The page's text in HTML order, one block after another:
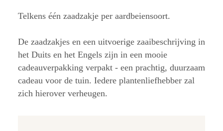
Telkens één zaadzakje per aardbeiensoort.
De zaadzakjes en een uitvoerige zaaibeschrijving in
het Duits en het Engels zijn in een mooie
cadeauverpakking verpakt - een prachtig, duurzaam
cadeau voor de tuin. Iedere plantenliefhebber zal
zich hierover verheugen.